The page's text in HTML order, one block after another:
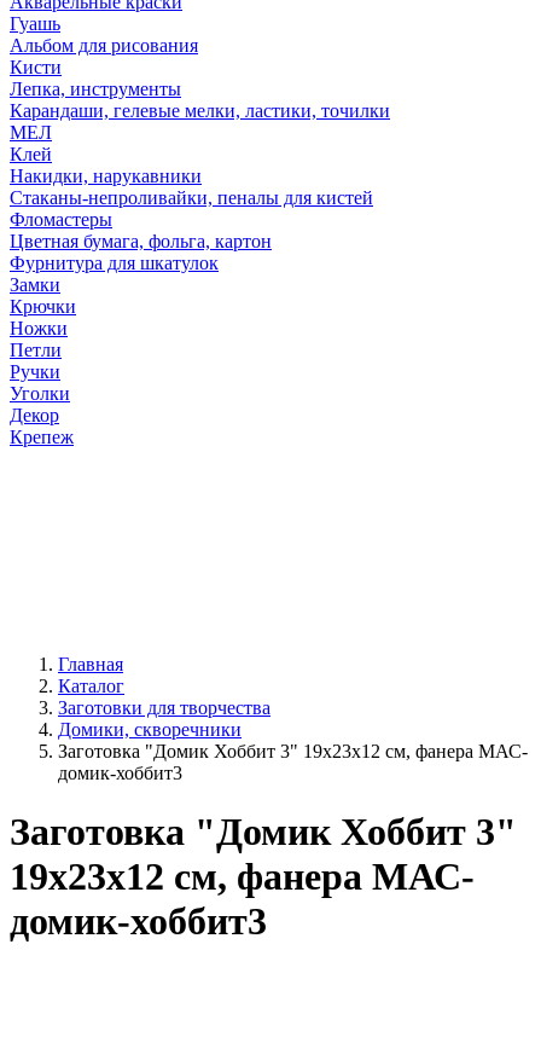
Гуашь
Альбом для рисования
Кисти
Лепка, инструменты
Карандаши, гелевые мелки, ластики, точилки
МЕЛ
Клей
Накидки, нарукавники
Стаканы-непроливайки, пеналы для кистей
Фломастеры
Цветная бумага, фольга, картон
Фурнитура для шкатулок
Замки
Крючки
Ножки
Петли
Ручки
Уголки
Декор
Крепеж
Главная
Каталог
Заготовки для творчества
Домики, скворечники
Заготовка "Домик Хоббит 3" 19х23х12 см, фанера МАС-
домик-хоббит3
Заготовка "Домик Хоббит 3"
19х23х12 см, фанера МАС-
домик-хоббит3